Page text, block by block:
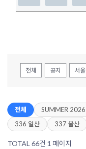
전체 공지 서울
전체 SUMMER 2026
336 일산
337 울산
TOTAL 66건 1 페이지